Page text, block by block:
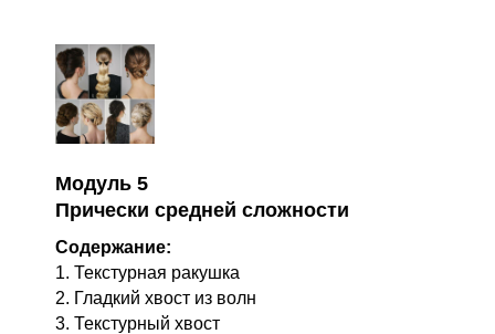
Модуль 5
Прически средней сложности
Содержание:
1. Текстурная ракушка
2. Гладкий хвост из волн
3. Текстурный хвост